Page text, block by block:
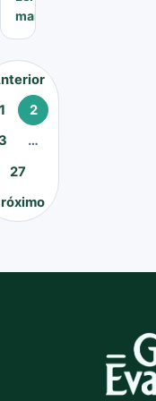
mais
Paginação
de
posts
1
2
…
27